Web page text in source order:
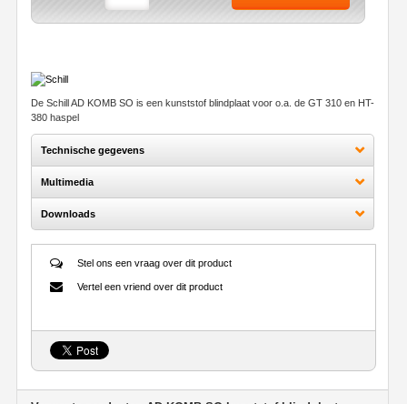
De Schill AD KOMB SO is een kunststof blindplaat voor o.a. de GT 310 en HT-
380 haspel
Technische gegevens
Multimedia
Downloads
Vertel een vriend over dit product
Stel ons een vraag over dit product